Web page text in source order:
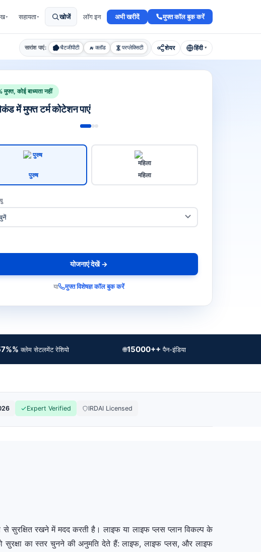
▾ सहायता▾ खोजें लॉग इन अभी खरीदें मुफ्त कॉल बुक करें
सारांश पाएं: चैटजीपीटी क्लॉड परप्लेक्सिटी शेयर हिंदी ▾
मुफ्त, कोई बाध्यता नहीं
में मुफ्त टर्म कोटेशन पाएं
पुरुष महिला
योजनाएं देखें →
या मुफ्त विशेषज्ञ कॉल बुक करें
क्लेम सेटलमेंट रेशियो 🌐15000++ पैन-इंडिया
Expert Verified IRDAI Licensed
से सुरक्षित रखने में मदद करती है। लाइफ या लाइफ प्लस प्लान विकल्प के
का स्तर चुनने की अनुमति देते हैं: लाइफ, लाइफ प्लस, और लाइफ